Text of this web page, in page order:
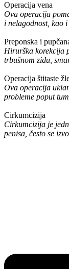
Operacija vena
Ova operacija
i nelagodnost, kao
Preponska i
Hirurška korekcija
trbušnom zidu,
Operacija štitaste
Ova operacija
probleme poput
Cirkumcizija
Cirkumcizija je
penisa, često se